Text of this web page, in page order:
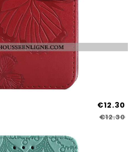
€12.30
€12.30